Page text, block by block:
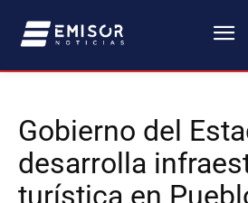
Gobierno del
desarrolla
turística en